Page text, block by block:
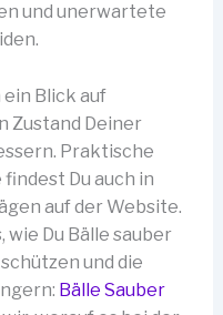
und unerwartete
Blick auf
Zustand Deiner
Praktische
Du auch in
auf der Website.
wie Du Bälle sauber
und die
Bälle Sauber